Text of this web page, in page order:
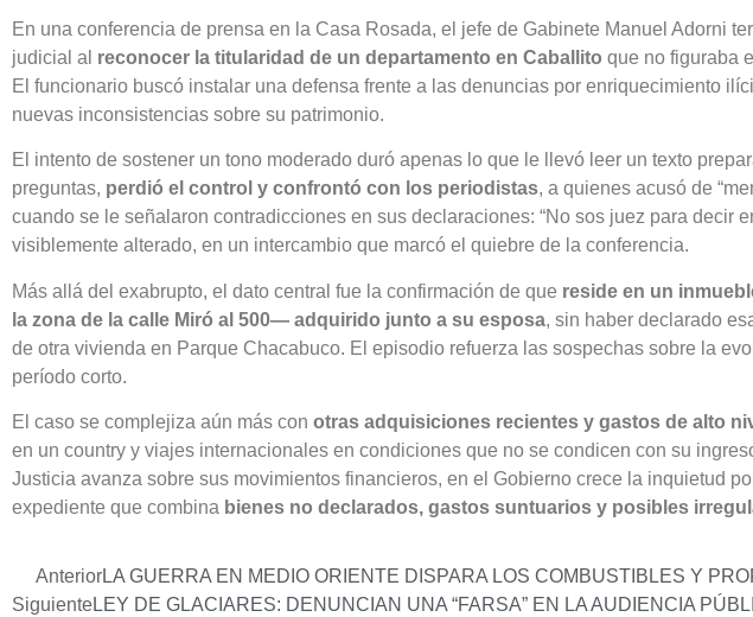
En una conferencia de prensa en la Casa Rosada, el jefe de Gabinete Manuel Adorni
judicial al reconocer la titularidad de un departamento en Caballito que no figuraba
El funcionario buscó instalar una defensa frente a las denuncias por enriquecimiento
nuevas inconsistencias sobre su patrimonio.
El intento de sostener un tono moderado duró apenas lo que le llevó leer un texto
preguntas, perdió el control y confrontó con los periodistas, a quienes acusó de
cuando se le señalaron contradicciones en sus declaraciones: “No sos juez para decir
visiblemente alterado, en un intercambio que marcó el quiebre de la conferencia.
Más allá del exabrupto, el dato central fue la confirmación de que reside en un
la zona de la calle Miró al 500— adquirido junto a su esposa, sin haber declarado
de otra vivienda en Parque Chacabuco. El episodio refuerza las sospechas sobre la
período corto.
El caso se complejiza aún más con otras adquisiciones recientes y gastos de alto
en un country y viajes internacionales en condiciones que no se condicen con su
Justicia avanza sobre sus movimientos financieros, en el Gobierno crece la inquietud
expediente que combina bienes no declarados, gastos suntuarios y posibles
AnteriorLA GUERRA EN MEDIO ORIENTE DISPARA LOS COMBUSTIBLES Y
SiguienteLEY DE GLACIARES: DENUNCIAN UNA “FARSA” EN LA AUDIENCIA